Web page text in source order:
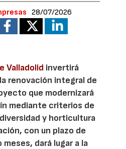
28/07/2026
Valladolid invertirá
renovación integral de
que modernizará
mediante criterios de
y horticultura
con un plazo de
dará lugar a la